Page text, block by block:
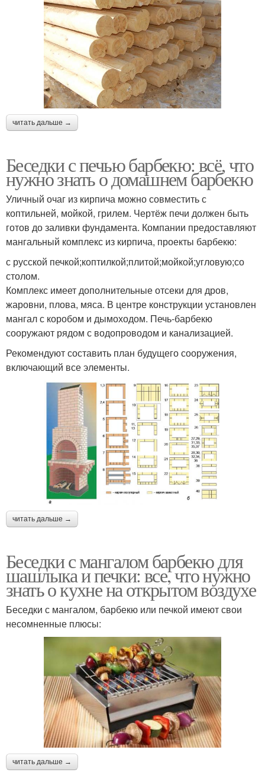
читать дальше →
Беседки с печью барбекю: всё, что
нужно знать о домашнем барбекю
Уличный очаг из кирпича можно совместить с
коптильней, мойкой, грилем. Чертёж печи должен быть
готов до заливки фундамента. Компании предоставляют
мангальный комплекс из кирпича, проекты барбекю:
с русской печкой;коптилкой;плитой;мойкой;угловую;со
столом.
Комплекс имеет дополнительные отсеки для дров,
жаровни, плова, мяса. В центре конструкции установлен
мангал с коробом и дымоходом. Печь-барбекю
сооружают рядом с водопроводом и канализацией.
Рекомендуют составить план будущего сооружения,
включающий все элементы.
читать дальше →
Беседки с мангалом барбекю для
шашлыка и печки: все, что нужно
знать о кухне на открытом воздухе
Беседки с мангалом, барбекю или печкой имеют свои
несомненные плюсы:
читать дальше →